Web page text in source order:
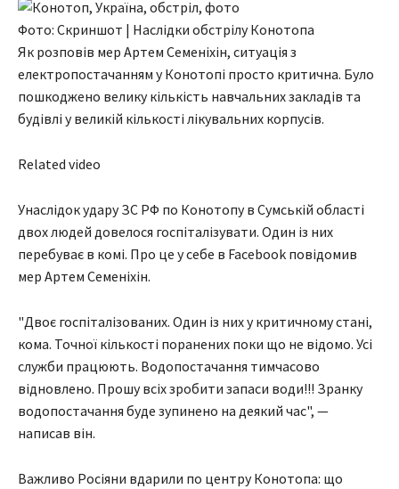
Фото: Скриншот | Наслідки обстрілу Конотопа
Як розповів мер Артем Семеніхін, ситуація з
електропостачанням у Конотопі просто критична. Було
пошкоджено велику кількість навчальних закладів та
будівлі у великій кількості лікувальних корпусів.
Related video
Унаслідок удару ЗС РФ по Конотопу в Сумській області
двох людей довелося госпіталізувати. Один із них
перебуває в комі. Про це у себе в Facebook повідомив
мер Артем Семеніхін.
"Двоє госпіталізованих. Один із них у критичному стані,
кома. Точної кількості поранених поки що не відомо. Усі
служби працюють. Водопостачання тимчасово
відновлено. Прошу всіх зробити запаси води!!! Зранку
водопостачання буде зупинено на деякий час", —
написав він.
Важливо Росіяни вдарили по центру Конотопа: що